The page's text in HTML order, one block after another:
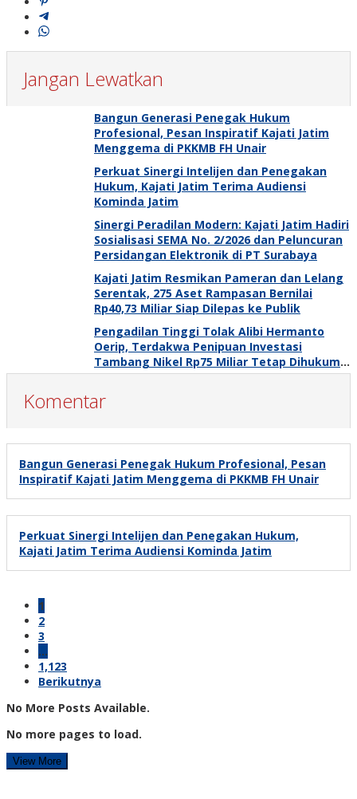
Jangan Lewatkan
Bangun Generasi Penegak Hukum
Profesional, Pesan Inspiratif Kajati Jatim
Menggema di PKKMB FH Unair
Perkuat Sinergi Intelijen dan Penegakan
Hukum, Kajati Jatim Terima Audiensi
Kominda Jatim
Sinergi Peradilan Modern: Kajati Jatim Hadiri
Sosialisasi SEMA No. 2/2026 dan Peluncuran
Persidangan Elektronik di PT Surabaya
Kajati Jatim Resmikan Pameran dan Lelang
Serentak, 275 Aset Rampasan Bernilai
Rp40,73 Miliar Siap Dilepas ke Publik
Pengadilan Tinggi Tolak Alibi Hermanto
Oerip, Terdakwa Penipuan Investasi
Tambang Nikel Rp75 Miliar Tetap Dihukum 3
Tahun 8 Bulan
Komentar
Bangun Generasi Penegak Hukum Profesional, Pesan
Inspiratif Kajati Jatim Menggema di PKKMB FH Unair
Perkuat Sinergi Intelijen dan Penegakan Hukum,
Kajati Jatim Terima Audiensi Kominda Jatim
1
2
3
…
1,123
Berikutnya
No More Posts Available.
No more pages to load.
View More